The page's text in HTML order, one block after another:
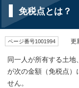
免税点とは？
ページ番号1001994 更
同一人が所有する土
が次の金額（免税点）
せん。